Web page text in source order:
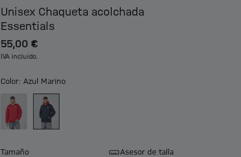
Unisex Chaqueta acolchada
Essentials
55,00 €
IVA incluido.
Color: Azul Marino
Tamaño Asesor de talla